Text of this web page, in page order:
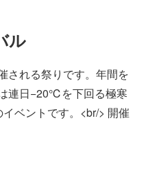
ル
される祭りです。年間を
連日−20℃を下回る極寒
ベントです。<br/> 開催